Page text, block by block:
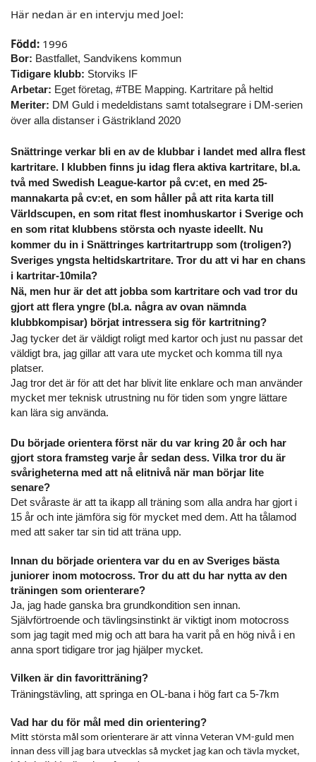
Här nedan är en intervju med Joel:
Född: 1996
Bor: Bastfallet, Sandvikens kommun
Tidigare klubb: Storviks IF
Arbetar: Eget företag, #TBE Mapping. Kartritare på heltid
Meriter: DM Guld i medeldistans samt totalsegrare i DM-serien
över alla distanser i Gästrikland 2020
Snättringe verkar bli en av de klubbar i landet med allra flest
kartritare. I klubben finns ju idag flera aktiva kartritare, bl.a.
två med Swedish League-kartor på cv:et, en med 25-
mannakarta på cv:et, en som håller på att rita karta till
Världscupen, en som ritat flest inomhuskartor i Sverige och
en som ritat klubbens största och nyaste ideellt. Nu
kommer du in i Snättringes kartritartrupp som (troligen?)
Sveriges yngsta heltidskartritare. Tror du att vi har en chans
i kartritar-10mila?
Nä, men hur är det att jobba som kartritare och vad tror du
gjort att flera yngre (bl.a. några av ovan nämnda
klubbkompisar) börjat intressera sig för kartritning?
Jag tycker det är väldigt roligt med kartor och just nu passar det
väldigt bra, jag gillar att vara ute mycket och komma till nya
platser.
Jag tror det är för att det har blivit lite enklare och man använder
mycket mer teknisk utrustning nu för tiden som yngre lättare
kan lära sig använda.
Du började orientera först när du var kring 20 år och har
gjort stora framsteg varje år sedan dess. Vilka tror du är
svårigheterna med att nå elitnivå när man börjar lite
senare?
Det svåraste är att ta ikapp all träning som alla andra har gjort i
15 år och inte jämföra sig för mycket med dem. Att ha tålamod
med att saker tar sin tid att träna upp.
Innan du började orientera var du en av Sveriges bästa
juniorer inom motocross. Tror du att du har nytta av den
träningen som orienterare?
Ja, jag hade ganska bra grundkondition sen innan.
Självförtroende och tävlingsinstinkt är viktigt inom motocross
som jag tagit med mig och att bara ha varit på en hög nivå i en
anna sport tidigare tror jag hjälper mycket.
Vilken är din favoritträning?
Träningstävling, att springa en OL-bana i hög fart ca 5-7km
Vad har du för mål med din orientering?
Mitt största mål som orienterare är att vinna Veteran VM-guld men
innan dess vill jag bara utvecklas så mycket jag kan och tävla mycket,